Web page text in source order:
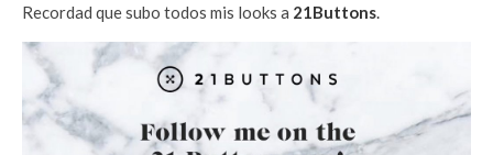
Recordad que subo todos mis looks a 21Buttons.